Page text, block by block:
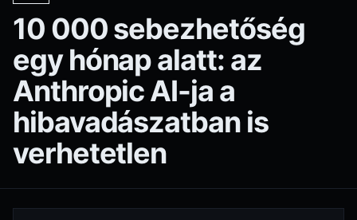
10 000 sebezhetőség
egy hónap alatt: az
Anthropic AI-ja a
hibavadászatban is
verhetetlen